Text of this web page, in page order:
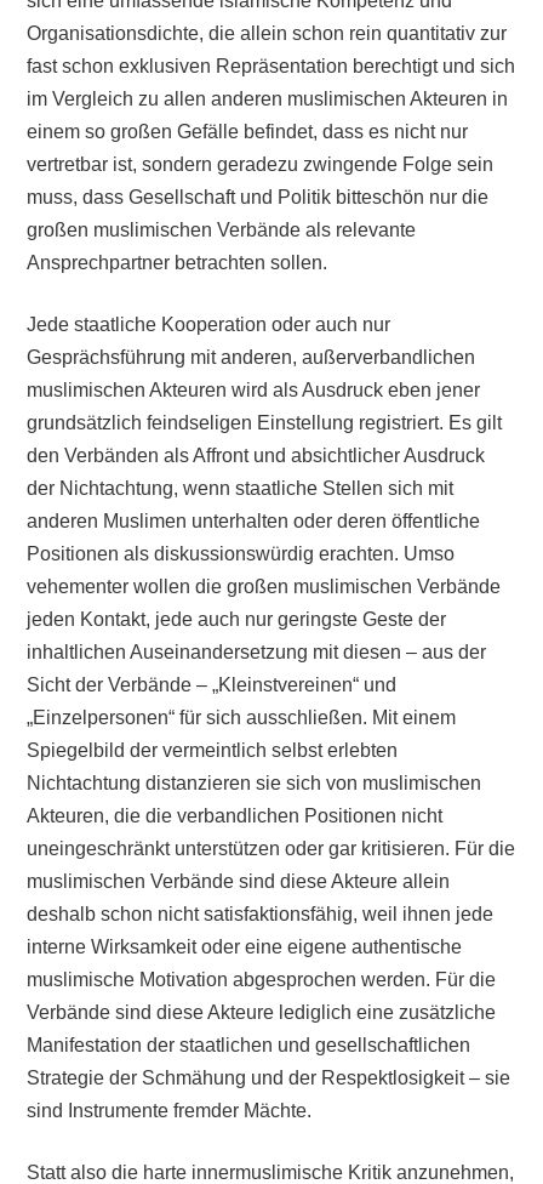
Organisationsdichte, die allein schon rein quantitativ zur
fast schon exklusiven Repräsentation berechtigt und sich
im Vergleich zu allen anderen muslimischen Akteuren in
einem so großen Gefälle befindet, dass es nicht nur
vertretbar ist, sondern geradezu zwingende Folge sein
muss, dass Gesellschaft und Politik bitteschön nur die
großen muslimischen Verbände als relevante
Ansprechpartner betrachten sollen.
Jede staatliche Kooperation oder auch nur
Gesprächsführung mit anderen, außerverbandlichen
muslimischen Akteuren wird als Ausdruck eben jener
grundsätzlich feindseligen Einstellung registriert. Es gilt
den Verbänden als Affront und absichtlicher Ausdruck
der Nichtachtung, wenn staatliche Stellen sich mit
anderen Muslimen unterhalten oder deren öffentliche
Positionen als diskussionswürdig erachten. Umso
vehementer wollen die großen muslimischen Verbände
jeden Kontakt, jede auch nur geringste Geste der
inhaltlichen Auseinandersetzung mit diesen – aus der
Sicht der Verbände – „Kleinstvereinen“ und
„Einzelpersonen“ für sich ausschließen. Mit einem
Spiegelbild der vermeintlich selbst erlebten
Nichtachtung distanzieren sie sich von muslimischen
Akteuren, die die verbandlichen Positionen nicht
uneingeschränkt unterstützen oder gar kritisieren. Für die
muslimischen Verbände sind diese Akteure allein
deshalb schon nicht satisfaktionsfähig, weil ihnen jede
interne Wirksamkeit oder eine eigene authentische
muslimische Motivation abgesprochen werden. Für die
Verbände sind diese Akteure lediglich eine zusätzliche
Manifestation der staatlichen und gesellschaftlichen
Strategie der Schmähung und der Respektlosigkeit – sie
sind Instrumente fremder Mächte.
Statt also die harte innermuslimische Kritik anzunehmen,